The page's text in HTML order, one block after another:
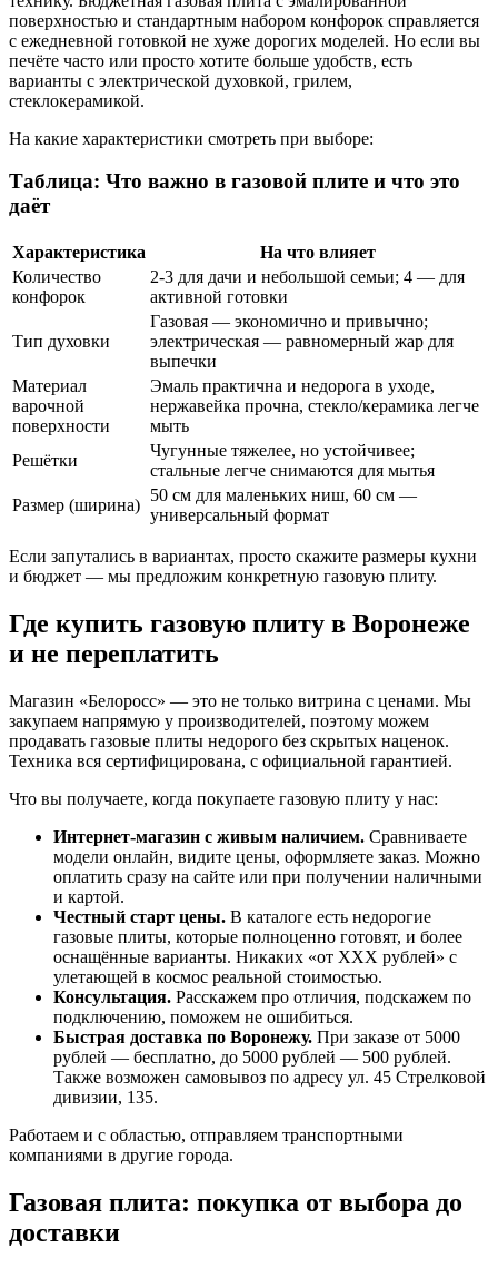
поверхностью и стандартным набором конфорок справляется
с ежедневной готовкой не хуже дорогих моделей. Но если вы
печёте часто или просто хотите больше удобств, есть
варианты с электрической духовкой, грилем,
стеклокерамикой.
На какие характеристики смотреть при выборе:
Таблица: Что важно в газовой плите и что это
даёт
Характеристика
На что влияет
Количество
конфорок
2-3 для дачи и небольшой семьи; 4 — для
активной готовки
Тип духовки
Газовая — экономично и привычно;
электрическая — равномерный жар для
выпечки
Материал
варочной
поверхности
Эмаль практична и недорога в уходе,
нержавейка прочна, стекло/керамика легче
мыть
Решётки
Чугунные тяжелее, но устойчивее;
стальные легче снимаются для мытья
Размер (ширина)
50 см для маленьких ниш, 60 см —
универсальный формат
Если запутались в вариантах, просто скажите размеры кухни
и бюджет — мы предложим конкретную газовую плиту.
Где купить газовую плиту в Воронеже
и не переплатить
Магазин «Белоросс» — это не только витрина с ценами. Мы
закупаем напрямую у производителей, поэтому можем
продавать газовые плиты недорого без скрытых наценок.
Техника вся сертифицирована, с официальной гарантией.
Что вы получаете, когда покупаете газовую плиту у нас:
Интернет-магазин с живым наличием. Сравниваете
модели онлайн, видите цены, оформляете заказ. Можно
оплатить сразу на сайте или при получении наличными
и картой.
Честный старт цены. В каталоге есть недорогие
газовые плиты, которые полноценно готовят, и более
оснащённые варианты. Никаких «от ХХХ рублей» с
улетающей в космос реальной стоимостью.
Консультация. Расскажем про отличия, подскажем по
подключению, поможем не ошибиться.
Быстрая доставка по Воронежу. При заказе от 5000
рублей — бесплатно, до 5000 рублей — 500 рублей.
Также возможен самовывоз по адресу ул. 45 Стрелковой
дивизии, 135.
Работаем и с областью, отправляем транспортными
компаниями в другие города.
Газовая плита: покупка от выбора до
доставки